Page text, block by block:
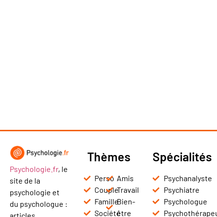
Psychologie.fr, le
site de la
psychologie et
du psychologue :
Thèmes
Perso
Couple
Famille
Société
Amis
Travail
Bien-
être
Spécialités
Psychanalyste
Psychiatre
Psychologue